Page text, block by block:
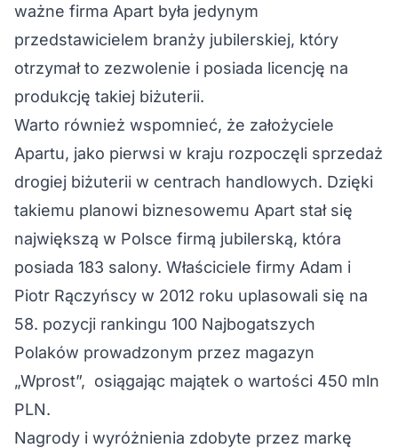
ważne firma Apart była jedynym
przedstawicielem branży jubilerskiej, który
otrzymał to zezwolenie i posiada licencję na
produkcję takiej biżuterii.
Warto również wspomnieć, że założyciele
Apartu, jako pierwsi w kraju rozpoczęli sprzedaż
drogiej biżuterii w centrach handlowych. Dzięki
takiemu planowi biznesowemu Apart stał się
największą w Polsce firmą jubilerską, która
posiada 183 salony. Właściciele firmy Adam i
Piotr Rączyńscy w 2012 roku uplasowali się na
58. pozycji rankingu 100 Najbogatszych
Polaków prowadzonym przez magazyn
„Wprost”, osiągając majątek o wartości 450 mln
PLN.
Nagrody i wyróżnienia zdobyte przez markę